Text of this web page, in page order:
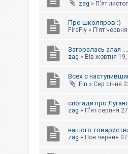
zag » П'ят
Про школяров :)
FireFly » П'ят
Загоралась алая
zag » Вів жовтня
Всех с
Fin » Сер січня
спогади про
zag » П'ят серпня
нашого
zag » Пон червня